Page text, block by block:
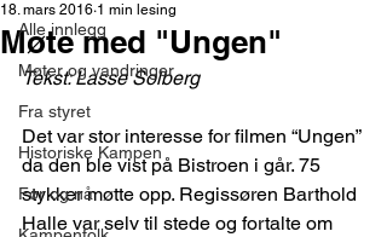
Alle innlegg
Møter og vandringer
Fra styret
Historiske Kampen
Før og nå
Møte med "Ungen"
18. mars 2016 1 min lesing
Tekst: Lasse Solberg
Det var stor interesse for filmen “Ungen”
da den ble vist på Bistroen i går. 75
stykker møtte opp. Regissøren Barthold
Halle var selv til stede og fortalte om